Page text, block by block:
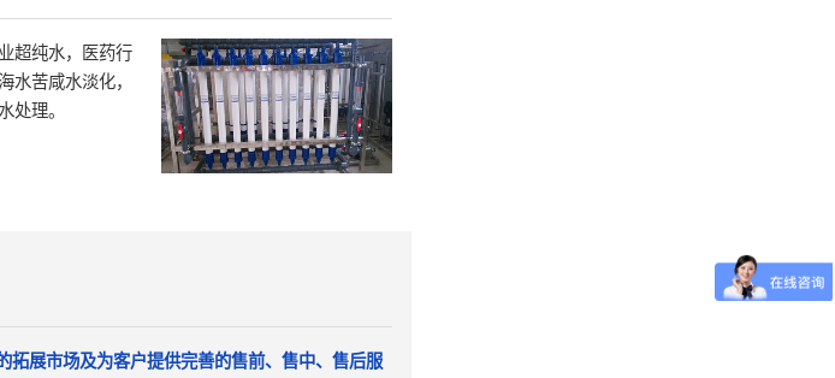
超纯水，医药行
水苦咸水淡化，
处理。
拓展市场及为客户提供完善的售前、售中、售后服